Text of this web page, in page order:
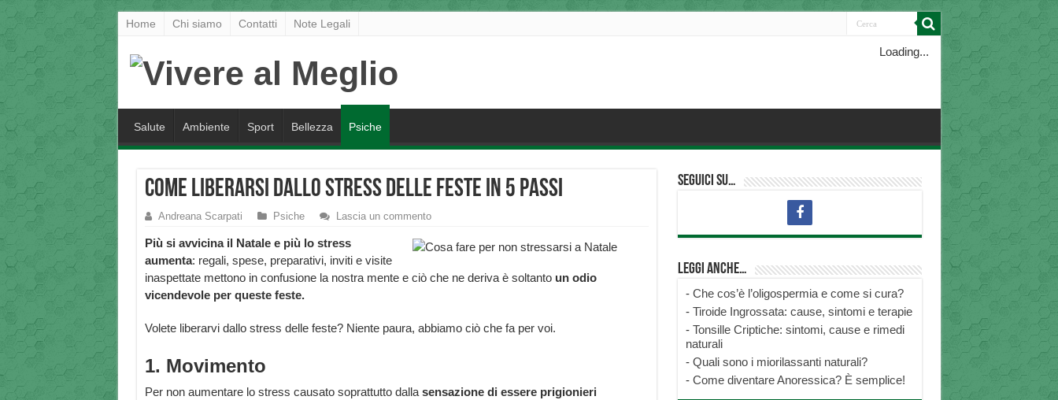
Home Chi siamo Contatti Note Legali
Loading...
Salute Ambiente Sport Bellezza Psiche
Come liberarsi dallo stress delle feste in 5 passi
Andreana Scarpati Psiche Lascia un commento
Più si avvicina il Natale e più lo stress
aumenta: regali, spese, preparativi, inviti e visite
inaspettate mettono in confusione la nostra mente e ciò che ne deriva è soltanto un odio
vicendevole per queste feste.
Volete liberarvi dallo stress delle feste? Niente paura, abbiamo ciò che fa per voi.
1. Movimento
Per non aumentare lo stress causato soprattutto dallasensazione di essere prigionieri
Seguici su…
Leggi anche…
- Che cos’è l’oligospermia e come si cura?
- Tiroide Ingrossata: cause, sintomi e terapie
- Tonsille Criptiche: sintomi, cause e rimedi
naturali
- Quali sono i miorilassanti naturali?
- Come diventare Anoressica? È semplice!